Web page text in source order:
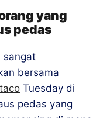
yang
pedas
sangat
bersama
taco Tuesday di
pedas yang